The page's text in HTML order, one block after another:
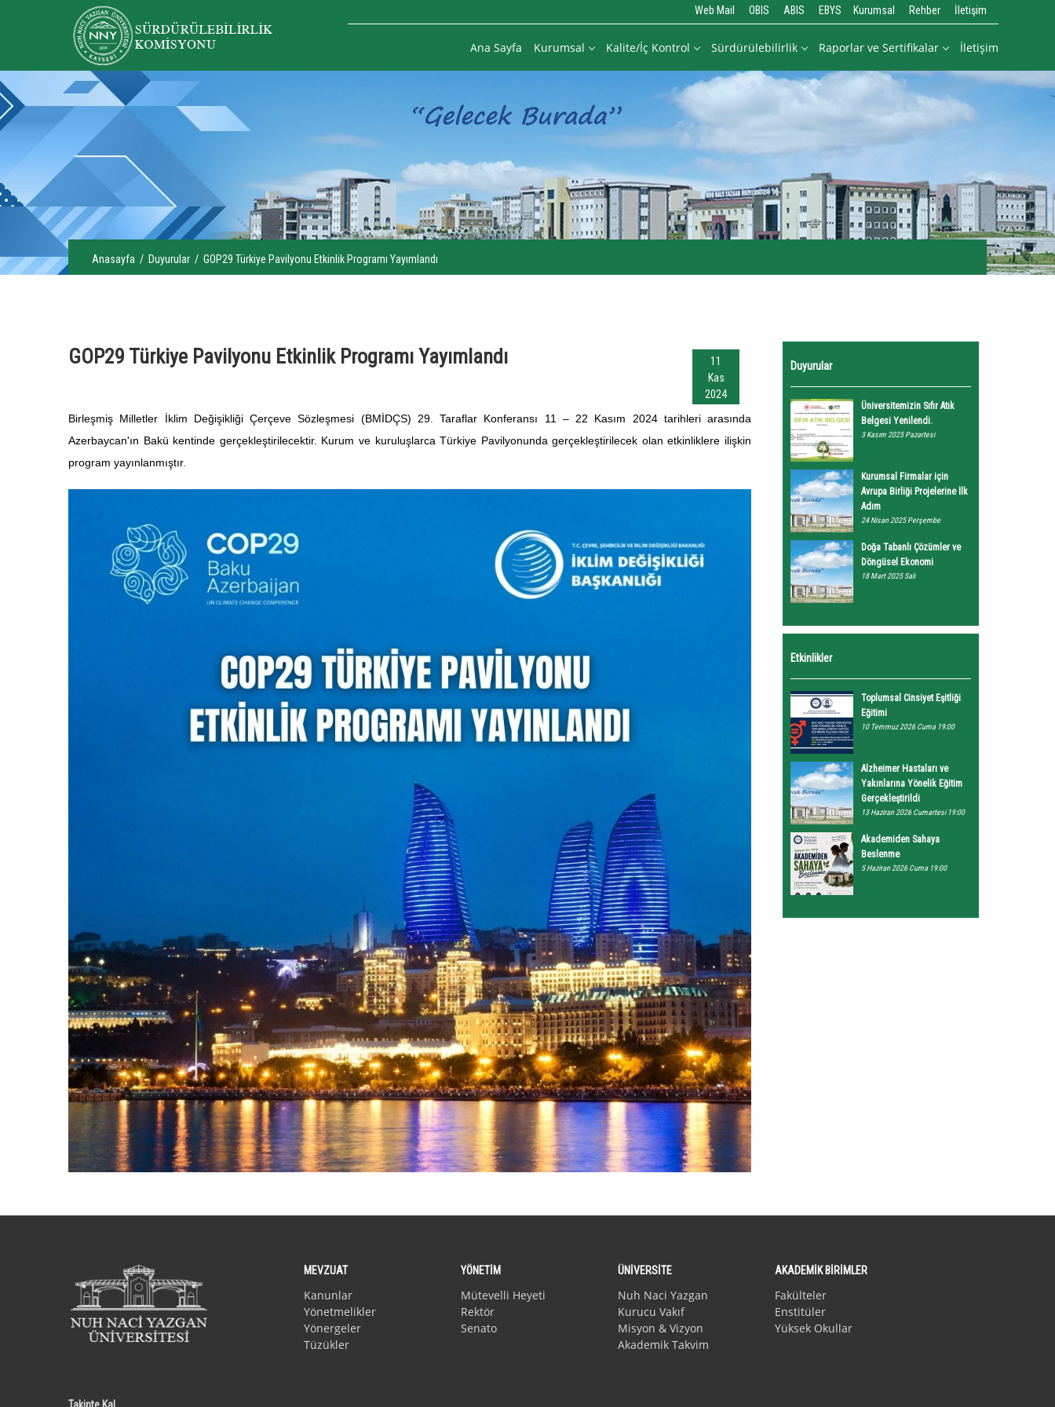
Web Mail OBIS ABIS EBYS Kurumsal Rehber İletişim
Ana Sayfa Kurumsal Kalite/İç Kontrol Sürdürülebilirlik Raporlar ve Sertifikalar İletişim
Anasayfa / Duyurular / GOP29 Türkiye Pavilyonu Etkinlik Programı Yayımlandı
11
Kas
2024
GOP29 Türkiye Pavilyonu Etkinlik Programı Yayımlandı
Birleşmiş Milletler İklim Değişikliği Çerçeve Sözleşmesi (BMİDÇS) 29. Taraflar Konferansı 11 – 22 Kasım 2024 tarihleri arasında
Azerbaycan'ın Bakü kentinde gerçekleştirilecektir. Kurum ve kuruluşlarca Türkiye Pavilyonunda gerçekleştirilecek olan etkinliklere ilişkin
program yayınlanmıştır.
Duyurular
Üniversitemizin Sıfır Atık
Belgesi Yenilendi.
3 Kasım 2025 Pazartesi
Kurumsal Firmalar için
Avrupa Birliği Projelerine İlk
Adım
24 Nisan 2025 Perşembe
Doğa Tabanlı Çözümler ve
Döngüsel Ekonomi
18 Mart 2025 Salı
Etkinlikler
Toplumsal Cinsiyet Eşitliği
Eğitimi
10 Temmuz 2026 Cuma 19:00
Alzheimer Hastaları ve
Yakınlarına Yönelik Eğitim
Gerçekleştirildi
13 Haziran 2026 Cumartesi 19:00
Akademiden Sahaya
Beslenme
5 Haziran 2026 Cuma 19:00
Takipte Kal
MEVZUAT
Kanunlar
Yönetmelikler
Yönergeler
Tüzükler
YÖNETİM
Mütevelli Heyeti
Rektör
Senato
ÜNİVERSİTE
Nuh Naci Yazgan
Kurucu Vakıf
Misyon & Vizyon
Akademik Takvim
AKADEMİK BİRİMLER
Fakülteler
Enstitüler
Yüksek Okullar